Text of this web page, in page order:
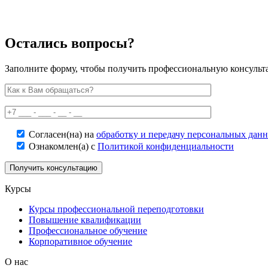
Остались вопросы?
Заполните форму, чтобы получить профессиональную
Согласен(на) на обработку и передачу персональных
Ознакомлен(а) с Политикой конфиденциальности
Курсы
Курсы профессиональной переподготовки
Повышение квалификации
Профессиональное обучение
Корпоративное обучение
О нас